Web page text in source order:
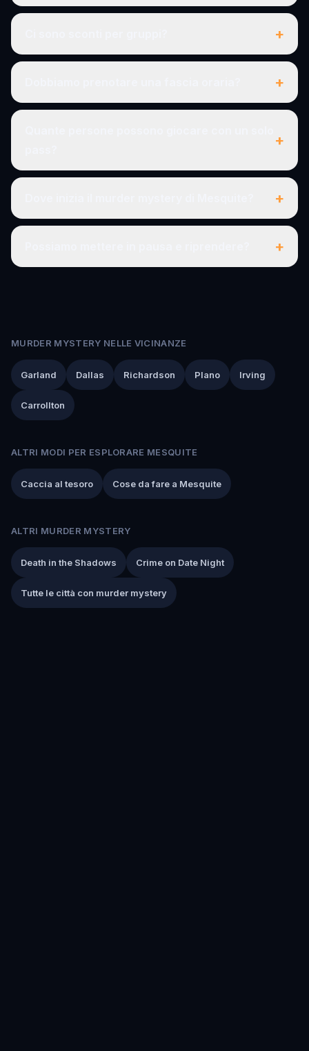
+
+
+
+
+
MURDER MYSTERY NELLE VICINANZE
Garland Dallas Richardson Plano Irving
Carrollton
ALTRI MODI PER ESPLORARE MESQUITE
Caccia al tesoro Cose da fare a Mesquite
ALTRI MURDER MYSTERY
Death in the Shadows Crime on Date Night
Tutte le città con murder mystery